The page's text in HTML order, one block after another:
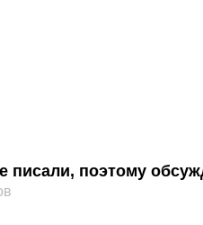
писали, поэтому